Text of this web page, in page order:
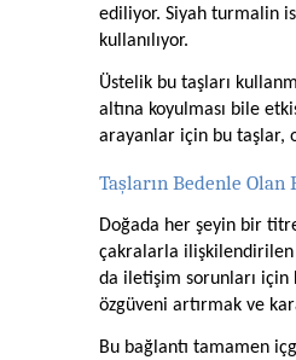
ediliyor. Siyah turmalin
kullanılıyor.
Üstelik bu taşları
altına koyulması bile
arayanlar için bu taşlar,
Taşların Bedenle Olan
Doğada her şeyin bir
çakralarla ilişkilendirilen
da iletişim sorunları için
özgüveni artırmak ve
Bu bağlantı tamamen